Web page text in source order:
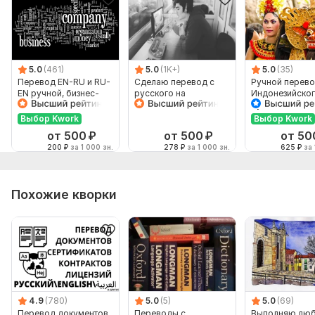
5.0 (461)
Перевод EN-RU и RU-
EN ручной, бизнес-
английский
Выбор Kwork
от 500 ₽
200 ₽ за 1 000 зн.
5.0 (1K+)
Сделаю перевод с
русского на
английский и
от 500 ₽
278 ₽ за 1 000 зн.
5.0 (35)
Ручной
Русский и
Выбор Kwork
от
625 ₽ за
Похожие кворки
4.9 (780)
5.0 (5)
5.0 (69)